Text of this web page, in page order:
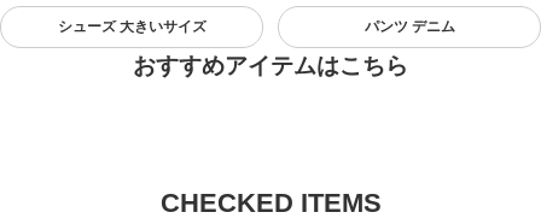
シューズ 大きいサイズ パンツ デニム
おすすめアイテムはこちら